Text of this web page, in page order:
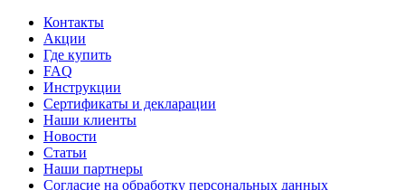
Контакты
Акции
Где купить
FAQ
Инструкции
Сертификаты и декларации
Наши клиенты
Новости
Статьи
Наши партнеры
Согласие на обработку персональных данных